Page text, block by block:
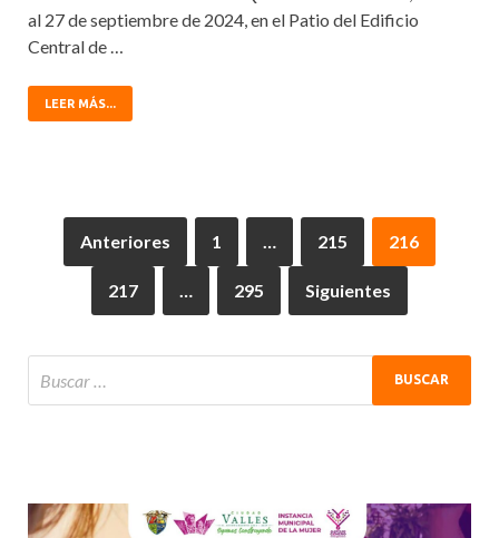
al 27 de septiembre de 2024, en el Patio del Edificio
Central de …
LEER MÁS...
Anteriores 1 215 216
217 295 Siguientes